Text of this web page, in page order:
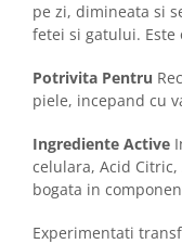
pe zi, dimineata si
fetei si gatului. Este
Potrivita Pentru
piele, incepand cu
Ingrediente Active
celulara, Acid
bogata in
Experimentati